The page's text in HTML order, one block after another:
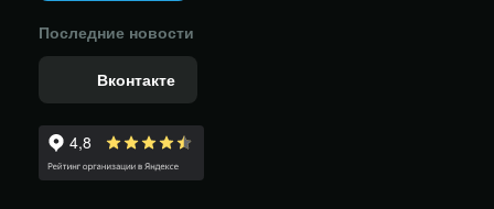
Последние новости
Вконтакте